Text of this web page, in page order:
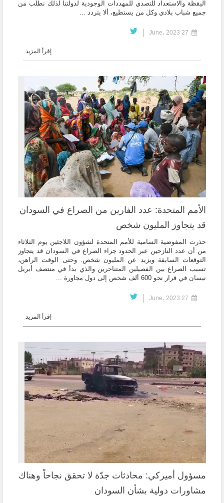
اليقظة والاستعداد للتصدي للمهددات الوجودية لدولتنا لذلك نطلب من
جميع شباب بلادي وكل من يستطيع، ألا يتردد ...
إقرأ المزيد
الأمم المتحدة: عدد الفارين من الصراع في السودان
قد يتجاوز المليون شخص
حذرت المفوضية السامية للأمم المتحدة لشؤون اللاجئين يوم الثلاثاء
من أن عدد النازحين عبر الحدود جراء الصراع في السودان قد يتجاوز
التوقعات السابقة ويزيد عن المليون شخص. وحتى الوقت الراهن،
تسبب الصراع بين الفصيلين المتناحرين والذي بدأ في منتصف أبريل
نيسان في فرار نحو 600 ألف شخص إلى دول مجاورة ...
إقرأ المزيد
مسؤول أميركي: محادثات جدّة لا تحقق نجاحاً وهناك
مشاورات دولية بشأن السودان